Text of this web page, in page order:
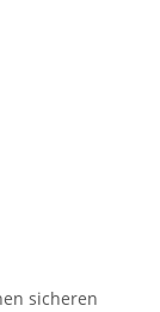
sicheren